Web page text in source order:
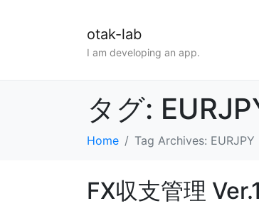
otak-lab
I am developing an app.
タグ:
Home Tag Archives: EURJPY
FX収支管理